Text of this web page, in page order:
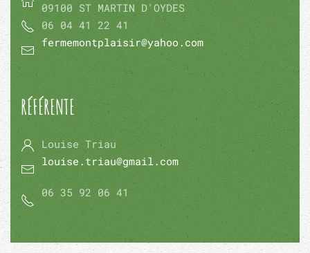
09100 ST MARTIN D'OYDES
06 04 41 22 41
fermemontplaisir@yahoo.com
RÉFÉRENTE
Louise Triau
louise.triau@gmail.com
06 35 92 06 41